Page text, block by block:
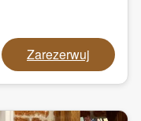
Zarezerwuj